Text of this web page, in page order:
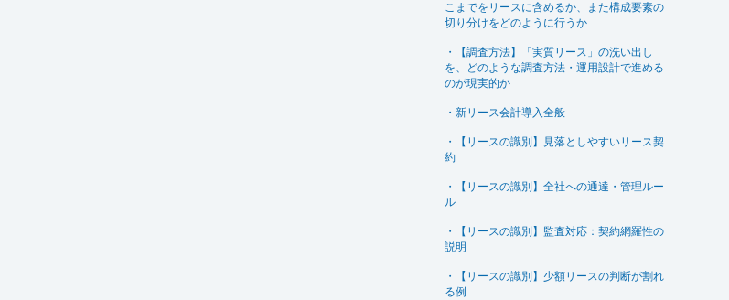
こまでをリースに含めるか、また構成要素の
切り分けをどのように行うか
・【調査方法】「実質リース」の洗い出し
を、どのような調査方法・運用設計で進める
のが現実的か
・新リース会計導入全般
・【リースの識別】見落としやすいリース契
約
・【リースの識別】全社への通達・管理ルー
ル
・【リースの識別】監査対応：契約網羅性の
説明
・【リースの識別】少額リースの判断が割れ
る例